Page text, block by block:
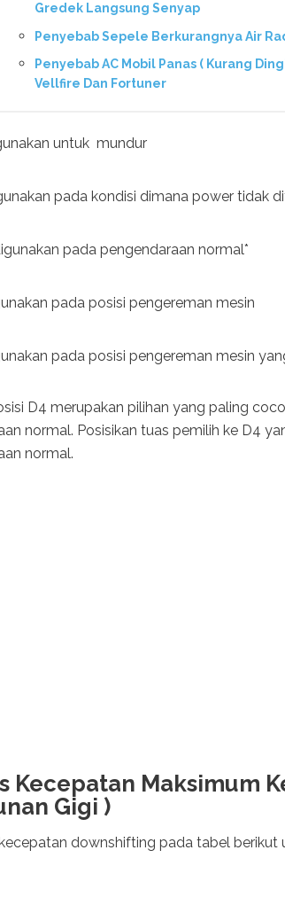
Gredek Langsung Senyap
Penyebab Sepele Berkurangnya Air
Penyebab AC Mobil Panas ( Kurang
Vellfire Dan Fortuner
untuk mundur
pada kondisi dimana power tidak
pada pengendaraan normal*
pada posisi pengereman mesin
pada posisi pengereman mesin
D4 merupakan pilihan yang paling
normal. Posisikan tuas pemilih ke D4
normal.
Kecepatan Maksimum
Gigi )
downshifting pada tabel berikut